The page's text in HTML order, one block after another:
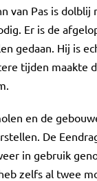
van Pas is
Er is de
gedaan. Hij is
tijden maakte
en de
De
in gebruik
zelfs al twee